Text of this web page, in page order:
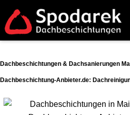
Dachbeschichtungen & Dachsanierungen
Dachbeschichtung-Anbieter.de: